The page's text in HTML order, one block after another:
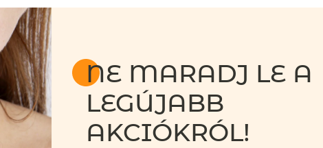
NE MARADJ LE A
LEGÚJABB
AKCIÓKRÓL!